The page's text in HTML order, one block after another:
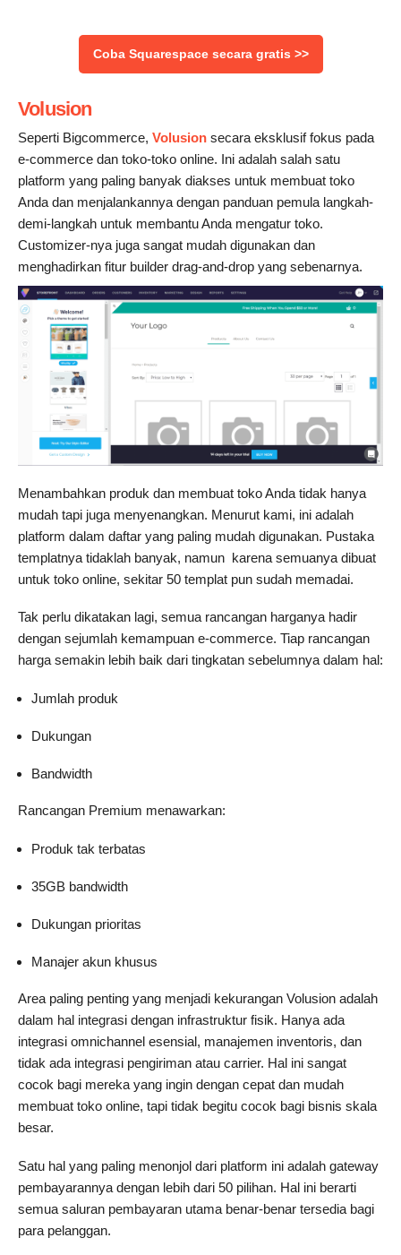
‌Coba Squarespace secara gratis >>
Volusion
Seperti Bigcommerce, Volusion secara eksklusif fokus pada
e-commerce dan toko-toko online. Ini adalah salah satu
platform yang paling banyak diakses untuk membuat toko
Anda dan menjalankannya dengan panduan pemula langkah-
demi-langkah untuk membantu Anda mengatur toko.
Customizer-nya juga sangat mudah digunakan dan
menghadirkan fitur builder drag-and-drop yang sebenarnya.
Menambahkan produk dan membuat toko Anda tidak hanya
mudah tapi juga menyenangkan. Menurut kami, ini adalah
platform dalam daftar yang paling mudah digunakan. Pustaka
templatnya tidaklah banyak, namun karena semuanya dibuat
untuk toko online, sekitar 50 templat pun sudah memadai.
Tak perlu dikatakan lagi, semua rancangan harganya hadir
dengan sejumlah kemampuan e-commerce. Tiap rancangan
harga semakin lebih baik dari tingkatan sebelumnya dalam hal:
Jumlah produk
Dukungan
Bandwidth
Rancangan Premium menawarkan:
Produk tak terbatas
35GB bandwidth
Dukungan prioritas
Manajer akun khusus
Area paling penting yang menjadi kekurangan Volusion adalah
dalam hal integrasi dengan infrastruktur fisik. Hanya ada
integrasi omnichannel esensial, manajemen inventoris, dan
tidak ada integrasi pengiriman atau carrier. Hal ini sangat
cocok bagi mereka yang ingin dengan cepat dan mudah
membuat toko online, tapi tidak begitu cocok bagi bisnis skala
besar.
Satu hal yang paling menonjol dari platform ini adalah gateway
pembayarannya dengan lebih dari 50 pilihan. Hal ini berarti
semua saluran pembayaran utama benar-benar tersedia bagi
para pelanggan.